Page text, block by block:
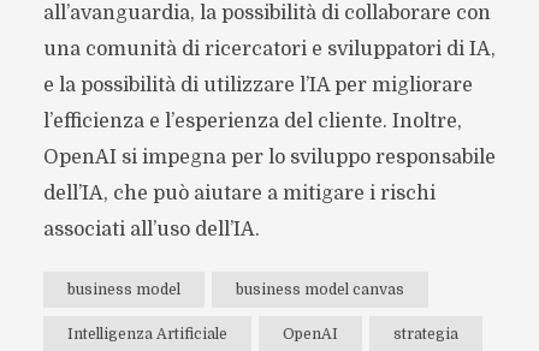
all’avanguardia, la possibilità di collaborare con
una comunità di ricercatori e sviluppatori di IA,
e la possibilità di utilizzare l’IA per migliorare
l’efficienza e l’esperienza del cliente. Inoltre,
OpenAI si impegna per lo sviluppo responsabile
dell’IA, che può aiutare a mitigare i rischi
associati all’uso dell’IA.
business model business model canvas
Intelligenza Artificiale OpenAI strategia